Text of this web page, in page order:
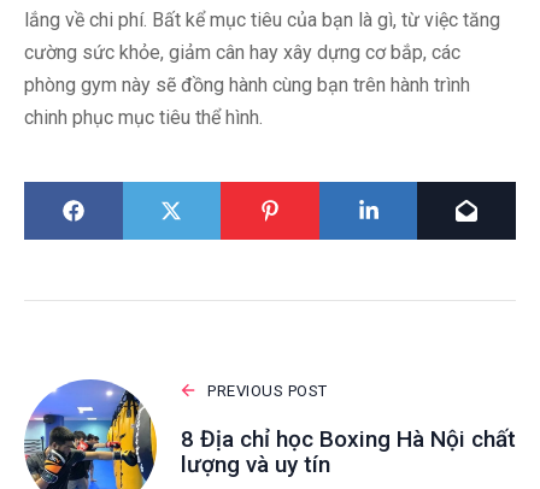
lắng về chi phí. Bất kể mục tiêu của bạn là gì, từ việc tăng
cường sức khỏe, giảm cân hay xây dựng cơ bắp, các
phòng gym này sẽ đồng hành cùng bạn trên hành trình
chinh phục mục tiêu thể hình.
PREVIOUS POST
8 Địa chỉ học Boxing Hà Nội chất
lượng và uy tín